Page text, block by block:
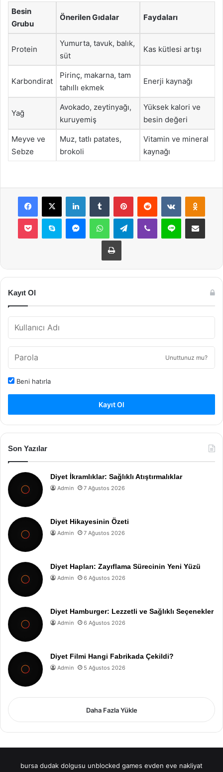
Besin
Grubu
Önerilen Gıdalar Faydaları
Protein
Yumurta, tavuk, balık,
süt
Kas kütlesi artışı
Karbondirat
Pirinç, makarna, tam
tahıllı ekmek
Enerji kaynağı
Yağ
Avokado, zeytinyağı,
kuruyemiş
Yüksek kalori ve
besin değeri
Meyve ve
Sebze
Muz, tatlı patates,
brokoli
Vitamin ve mineral
kaynağı
Facebook
X LinkedInTumblr PinterestReddit VKontakte
Pocket Skype MessengerWhatsAppTelegramViber Line E-Posta ile
Yazdır
Kayıt Ol
Unuttunuz mu?
Beni hatırla
Kayıt Ol
Son Yazılar
Diyet İkramlıklar: Sağlıklı Atıştırmalıklar
Admin 7 Ağustos 2026
Diyet Hikayesinin Özeti
Admin 7 Ağustos 2026
Diyet Hapları: Zayıflama Sürecinin Yeni Yüzü
Admin 6 Ağustos 2026
Diyet Hamburger: Lezzetli ve Sağlıklı Seçenekler
Admin 6 Ağustos 2026
Diyet Filmi Hangi Fabrikada Çekildi?
Admin 5 Ağustos 2026
Daha Fazla Yükle
bursa dudak dolgusu unblocked games evden eve nakliyat